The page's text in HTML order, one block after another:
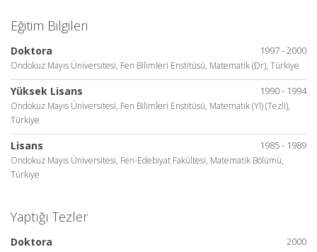
Eğitim Bilgileri
1997 - 2000
Doktora
Ondokuz Mayıs Üniversitesi, Fen Bilimleri Enstitüsü, Matematik (Dr), Türkiye
1990 - 1994
Yüksek Lisans
Ondokuz Mayıs Üniversitesi, Fen Bilimleri Enstitüsü, Matematik (Yl) (Tezli),
Türkiye
1985 - 1989
Lisans
Ondokuz Mayıs Üniversitesi, Fen-Edebiyat Fakültesi, Matematik Bölümü,
Türkiye
Yaptığı Tezler
2000
Doktora